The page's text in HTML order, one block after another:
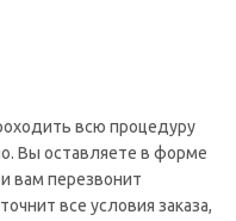
всю процедуру
Вы оставляете в форме
вам перезвонит
все условия заказа,